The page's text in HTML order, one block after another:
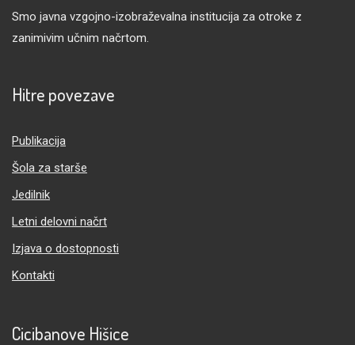
Smo javna vzgojno-izobraževalna institucija za otroke z
zanimivim učnim načrtom.
Hitre povezave
Publikacija
Šola za starše
Jedilnik
Letni delovni načrt
Izjava o dostopnosti
Kontakti
Cicibanove Hišice